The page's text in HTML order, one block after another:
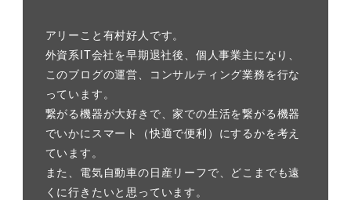
アリーこと有村好人です。
外資系IT会社を早期退社後、個人事業主になり、
このブログの運営、コンサルティング業務を行な
っています。
繋がる機器が大好きで、家での生活を繋がる機器
でいかにスマート（快適で便利）にするかを考え
ています。
また、電気自動車の日産リーフで、どこまでも遠
くに行きたいと思っています。